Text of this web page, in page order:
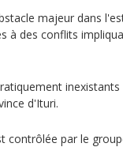
majeur dans
à des conflits
d'Ituri.
contrôlée par le